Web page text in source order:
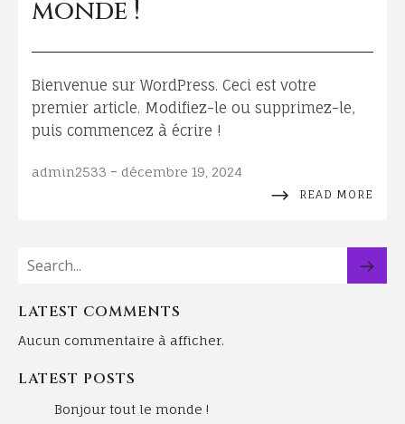
monde !
Bienvenue sur WordPress. Ceci est votre
premier article. Modifiez-le ou supprimez-le,
puis commencez à écrire !
admin2533 - décembre 19, 2024
READ MORE
LATEST COMMENTS
Aucun commentaire à afficher.
LATEST POSTS
Bonjour tout le monde !